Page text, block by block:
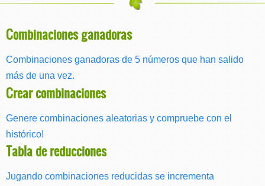
Combinaciones ganadoras
Combinaciones ganadoras de 5 números que han salido
más de una vez.
Crear combinaciones
Genere combinaciones aleatorias y compruebe con el
histórico!
Tabla de reducciones
Jugando combinaciones reducidas se incrementa